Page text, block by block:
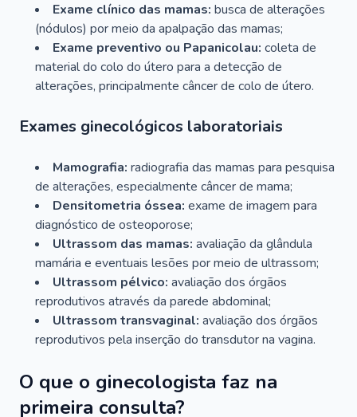
Exame clínico das mamas: busca de alterações
(nódulos) por meio da apalpação das mamas;
Exame preventivo ou Papanicolau: coleta de
material do colo do útero para a detecção de
alterações, principalmente câncer de colo de útero.
Exames ginecológicos laboratoriais
Mamografia: radiografia das mamas para pesquisa
de alterações, especialmente câncer de mama;
Densitometria óssea: exame de imagem para
diagnóstico de osteoporose;
Ultrassom das mamas: avaliação da glândula
mamária e eventuais lesões por meio de ultrassom;
Ultrassom pélvico: avaliação dos órgãos
reprodutivos através da parede abdominal;
Ultrassom transvaginal: avaliação dos órgãos
reprodutivos pela inserção do transdutor na vagina.
O que o ginecologista faz na
primeira consulta?